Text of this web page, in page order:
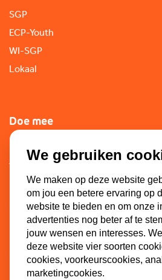
SGP
ECP-Youth
WI-SGP
Lokaal
Doe mee
Lid worden
Vacatures
Doneren
Sponsoren
Contact
We gebruiken
We maken op deze website
om jou een betere ervaring op
website te bieden en om onze
advertenties nog beter af te
jouw wensen en interesses.
deze website vier soorten
cookies, voorkeurscookies,
marketingcookies.